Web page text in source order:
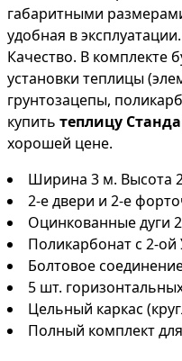
габаритными
удобная в
Качество. В комплекте
установки теплицы
грунтозацепы,
купить теплицу
хорошей цене.
Ширина 3 м. Высота
2-е двери и 2-е
Оцинкованные дуги
Поликарбонат с 2-
Болтовое
5 шт.
Цельный каркас
Полный комплект